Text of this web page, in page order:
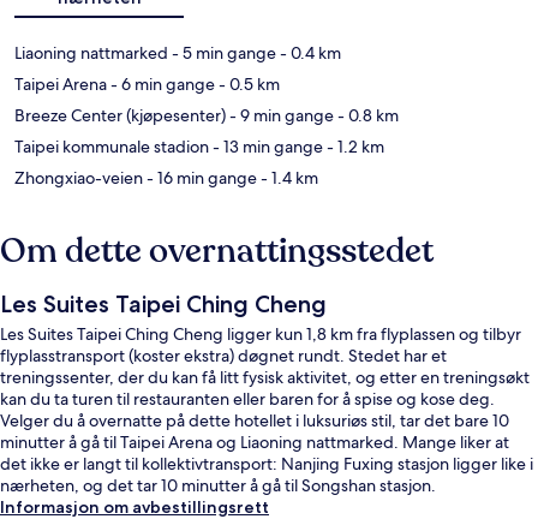
Liaoning nattmarked - 5 min gange- 0.4 km
Taipei Arena- 6 min gange- 0.5 km
Breeze Center (kjøpesenter)- 9 min gange- 0.8 km
Taipei kommunale stadion- 13 min gange- 1.2 km
Zhongxiao-veien- 16 min gange- 1.4 km
Om dette overnattingsstedet
Les Suites Taipei Ching Cheng
Les Suites Taipei Ching Cheng ligger kun 1,8 km fra flyplassen og tilbyr
flyplasstransport (koster ekstra) døgnet rundt. Stedet har et
treningssenter, der du kan få litt fysisk aktivitet, og etter en treningsøkt
kan du ta turen til restauranten eller baren for å spise og kose deg.
Velger du å overnatte på dette hotellet i luksuriøs stil, tar det bare 10
minutter å gå til Taipei Arena og Liaoning nattmarked. Mange liker at
det ikke er langt til kollektivtransport: Nanjing Fuxing stasjon ligger like i
nærheten, og det tar 10 minutter å gå til Songshan stasjon.
Informasjon om avbestillingsrett